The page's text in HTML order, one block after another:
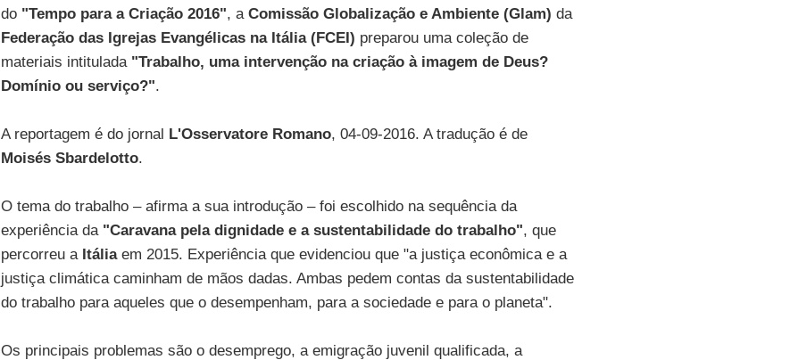
do "Tempo para a Criação 2016", a Comissão Globalização e Ambiente (Glam) da
Federação das Igrejas Evangélicas na Itália (FCEI) preparou uma coleção de
materiais intitulada "Trabalho, uma intervenção na criação à imagem de Deus?
Domínio ou serviço?".
A reportagem é do jornal L'Osservatore Romano, 04-09-2016. A tradução é de
Moisés Sbardelotto.
O tema do trabalho – afirma a sua introdução – foi escolhido na sequência da
experiência da"Caravana pela dignidade e a sustentabilidade do trabalho", que
percorreu a Itáliaem 2015. Experiência que evidenciou que "a justiça econômica e a
justiça climática caminham de mãos dadas. Ambas pedem contas da sustentabilidade
do trabalho para aqueles que o desempenham, para a sociedade e para o planeta".
Os principais problemas são o desemprego, a emigração juvenil qualificada, a